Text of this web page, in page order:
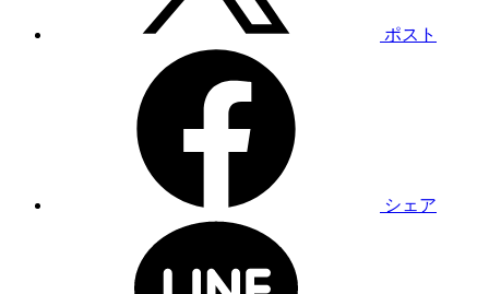
ポスト
シェア